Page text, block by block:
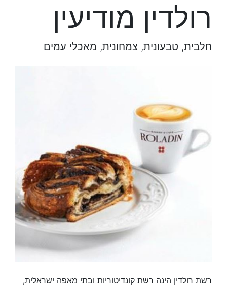
רולדין מודיעין
חלבית, טבעונית, צמחונית, מאכלי עמים
רשת רולדין הינה רשת קונדיטוריות ובתי מאפה ישראלית,